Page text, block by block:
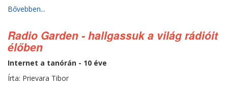
Bővebben...
Radio Garden - hallgassuk a világ rádióit
élőben
Internet a tanórán - 10 éve
Írta: Prievara Tibor